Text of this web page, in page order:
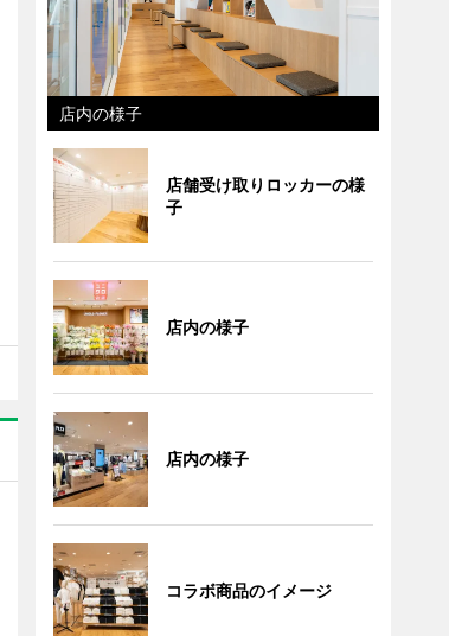
店内の様子
店舗受け取りロッカーの様
子
店内の様子
店内の様子
コラボ商品のイメージ